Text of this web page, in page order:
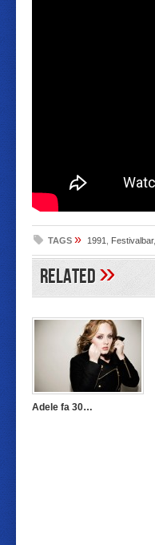
TAGS » 1991 Festivalbar,
Related»
Adele fa 30…